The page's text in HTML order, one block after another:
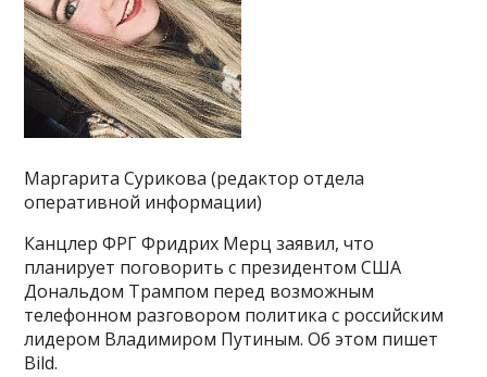
Маргарита Сурикова (редактор отдела
оперативной информации)
Канцлер ФРГ Фридрих Мерц заявил, что
планирует поговорить с президентом США
Дональдом Трампом перед возможным
телефонном разговором политика с российским
лидером Владимиром Путиным. Об этом пишет
Bild.